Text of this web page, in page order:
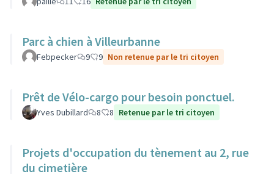
Parc à chien à Villeurbanne
Febpecker 9 9 Non retenue par le tri citoyen
Prêt de Vélo-cargo pour besoin ponctuel.
Yves Dubillard 8 8 Retenue par le tri citoyen
Projets d'occupation du tènement au 2, rue
du cimetière